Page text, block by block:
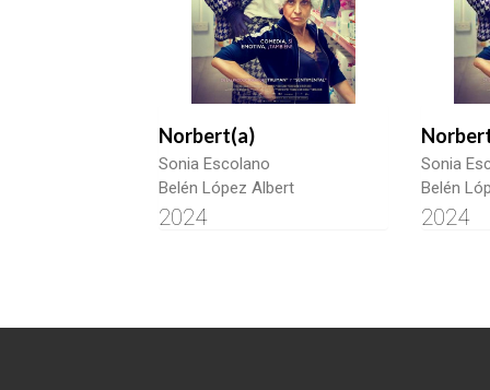
Norbert(a)
Sonia Escolano
Belén López Albert
2024
Sonia
Belén
2024